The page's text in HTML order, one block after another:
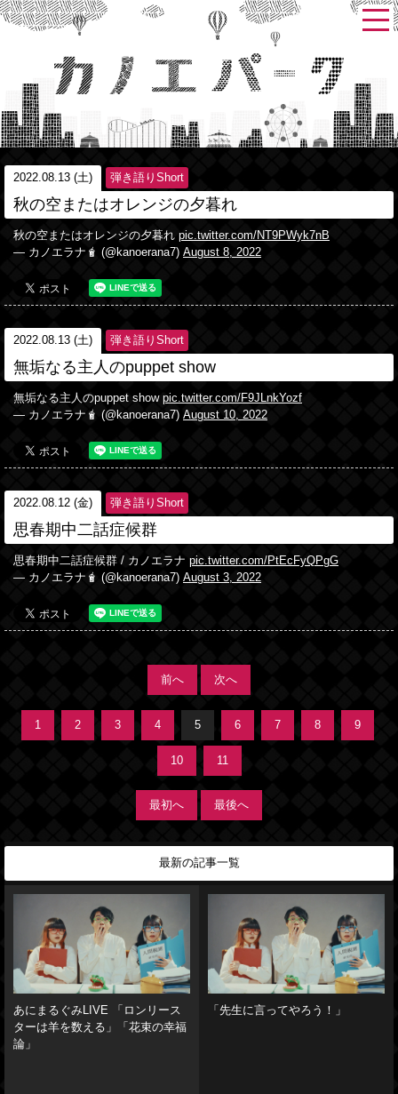
2022.08.13 (土) 弾き語りShort
秋の空またはオレンジの夕暮れ
秋の空またはオレンジの夕暮れ pic.twitter.com/NT9PWyk7nB
— カノエラナ🧋 (@kanoerana7) August 8, 2022
2022.08.13 (土) 弾き語りShort
無垢なる主人のpuppet show
無垢なる主人のpuppet show pic.twitter.com/F9JLnkYozf
— カノエラナ🧋 (@kanoerana7) August 10, 2022
2022.08.12 (金) 弾き語りShort
思春期中二話症候群
思春期中二話症候群 / カノエラナ pic.twitter.com/PtEcFyQPgG
— カノエラナ🧋 (@kanoerana7) August 3, 2022
前へ 次へ
1 2 3 4 5 6 7 8 9
10 11
最初へ 最後へ
最新の記事一覧
あにまるぐみLIVE 「ロンリース
ターは羊を数える」「花束の幸福
論」
「先生に言ってやろう！」